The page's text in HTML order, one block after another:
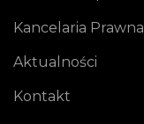
Kancelaria Prawna
Aktualności
Kontakt